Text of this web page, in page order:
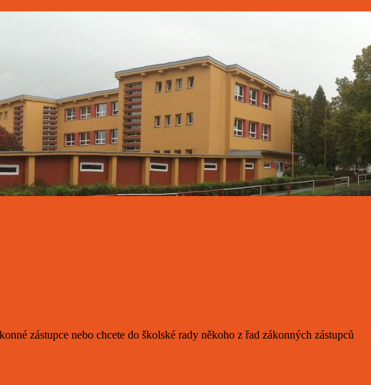
zástupce nebo chcete do školské rady někoho z řad zákonných zástupců